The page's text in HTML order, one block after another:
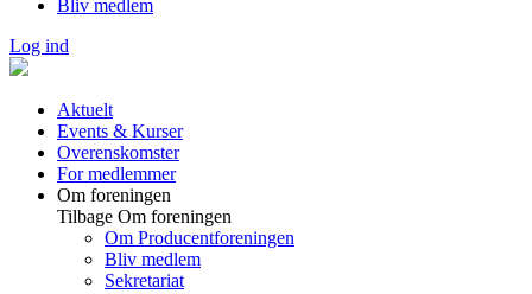
Bliv medlem
Log ind
Aktuelt
Events & Kurser
Overenskomster
For medlemmer
Om foreningen
Tilbage Om foreningen
Om Producentforeningen
Bliv medlem
Sekretariat